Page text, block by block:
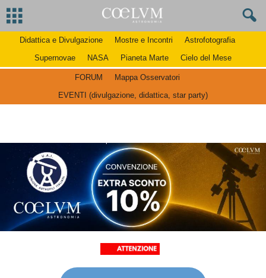
Didattica e Divulgazione Mostre e Incontri
Astrofotografia
Supernovae
NASA Pianeta Marte Cielo del Mese
FORUM
Mappa Osservatori
EVENTI (divulgazione, didattica, star party)